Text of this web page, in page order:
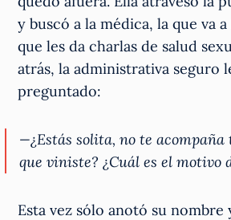
y buscó a la médica, la que va
que les da charlas de salud
atrás, la administrativa seguro
preguntado:
—¿Estás solita, no te acompaña
que viniste? ¿Cuál es el motivo
Esta vez sólo anotó su nombre